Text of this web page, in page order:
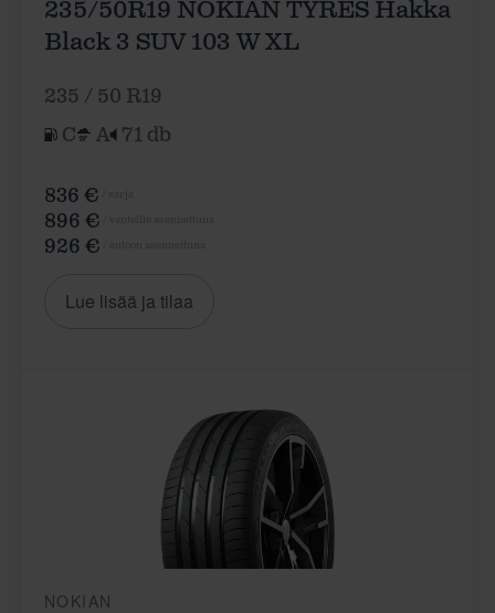
235/50R19 NOKIAN TYRES Hakka
Black 3 SUV 103 W XL
235 / 50 R19
C
A 71 db
836 €
896 €
926 €
Lue lisää ja tilaa
NOKIAN